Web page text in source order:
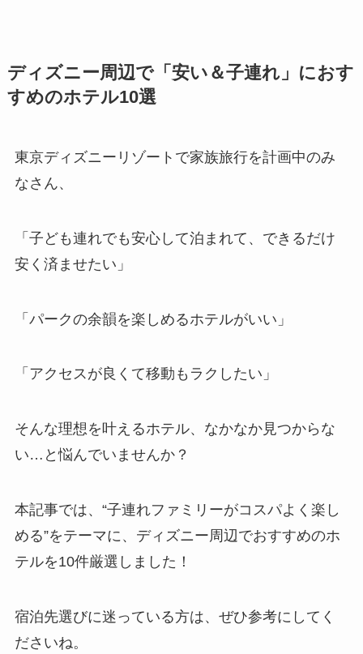
ディズニー周辺で「安い＆子連れ」におす
すめのホテル10選
東京ディズニーリゾートで家族旅行を計画中のみ
なさん、
「子ども連れでも安心して泊まれて、できるだけ
安く済ませたい」
「パークの余韻を楽しめるホテルがいい」
「アクセスが良くて移動もラクしたい」
そんな理想を叶えるホテル、なかなか見つからな
い…と悩んでいませんか？
本記事では、“子連れファミリーがコスパよく楽し
める”をテーマに、ディズニー周辺でおすすめのホ
テルを10件厳選しました！
宿泊先選びに迷っている方は、ぜひ参考にしてく
ださいね。